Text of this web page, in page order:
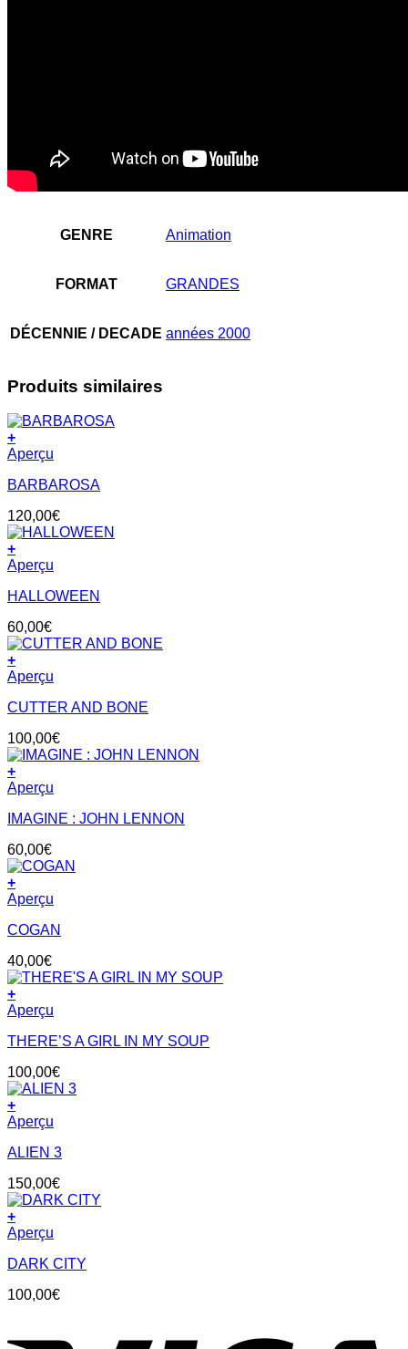
GENRE Animation
FORMAT GRANDES
DÉCENNIE / DECADE années 2000
Produits similaires
+
Aperçu
BARBAROSA
120,00€
+
Aperçu
HALLOWEEN
60,00€
+
Aperçu
CUTTER AND BONE
100,00€
+
Aperçu
IMAGINE : JOHN LENNON
60,00€
+
Aperçu
COGAN
40,00€
+
Aperçu
THERE’S A GIRL IN MY SOUP
100,00€
+
Aperçu
ALIEN 3
150,00€
+
Aperçu
DARK CITY
100,00€